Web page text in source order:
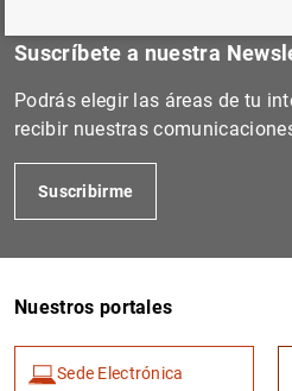
Suscríbete a nuestra
Podrás elegir las áreas de tu
recibir nuestras
Suscribirme
Nuestros portales
Sede Electrónica